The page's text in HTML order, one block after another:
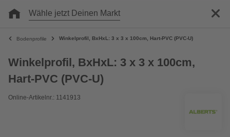
Wähle jetzt Deinen Markt
Bodenprofile Winkelprofil, BxHxL: 3 x 3 x 100cm, Hart-PVC (PVC-U)
Winkelprofil, BxHxL: 3 x 3 x 100cm,
Hart-PVC (PVC-U)
Online-Artikelnr.: 1141913